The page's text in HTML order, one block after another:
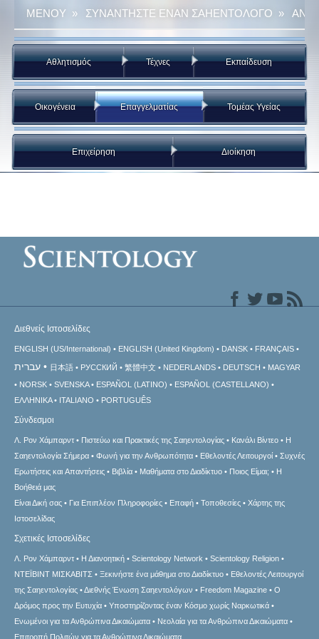
ΜΕΝΟΥ » ΣΥΝΑΝΤΗΣΤΕ ΕΝΑΝ ΣΑΗΕΝΤΟΛΟΓΟ » ΑΝΑ
Αθλητισμός Τέχνες Εκπαίδευση
Οικογένεια Επαγγελματίας Τομέας Υγείας
Επιχείρηση Διοίκηση
Διεθνείς Ιστοσελίδες
ENGLISH (US/International) ENGLISH (United Kingdom) DANSK FRANÇAIS
עברית 日本語 РУССКИЙ 繁體中文 NEDERLANDS DEUTSCH
MAGYAR
NORSK
SVENSKA ESPAÑOL (LATINO)
ESPAÑOL (CASTELLANO)
ΕΛΛΗΝΙΚA
ITALIANO PORTUGUÊS
Σύνδεσμοι
Λ. Ρον Χάμπαρντ Πιστεύω και Πρακτικές της Σαηεντολογίας Κανάλι Βίντεο
Η
Σαηεντολογία Σήμερα
Φωνή για την Ανθρωπότητα Εθελοντές Λειτουργοί
Συχνές
Ερωτήσεις και Απαντήσεις
Βιβλία Μαθήματα στο Διαδίκτυο Ποιος Είμαι;
Η
Βοήθειά μας
Είναι Δική σας
Για Επιπλέον Πληροφορίες Επαφή Τοποθεσίες
Χάρτης της
Ιστοσελίδας
Σχετικές Ιστοσελίδες
Λ. Ρον Χάμπαρντ Η Διανοητική Scientology Network
Scientology Religion
ΝΤΕΪΒΙΝΤ ΜΙΣΚAΒΙΤΣ
Ξεκινήστε ένα μάθημα στο Διαδίκτυο
Εθελοντές Λειτουργοί
της Σαηεντολογίας
Διεθνής Ένωση Σαηεντολόγων Freedom Magazine
Ο
Δρόμος προς την Ευτυχία
Υποστηρίζοντας έναν Κόσμο χωρίς Ναρκωτικά
Ενωµένοι για τα Ανθρώπινα Δικαιώµατα
Νεολαία για τα Ανθρώπινα Δικαιώματα
Επιτροπή Πολιτών για τα Ανθρώπινα Δικαιώματα